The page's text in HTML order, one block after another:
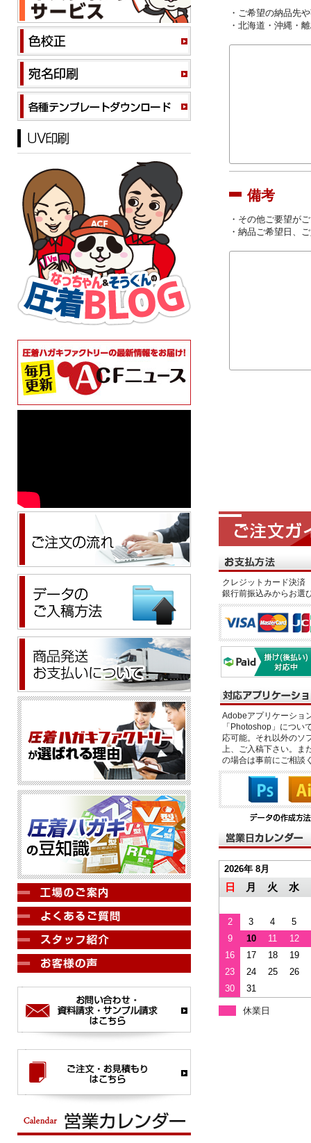
・ご希望の納品先
・北海道・沖縄・
備考
・その他ご要望が
・納品ご希望日、
クレジットカード決
銀行前振込みからお選
Adobeアプリケーショ
「Photoshop」につい
応可能。それ以外のソ
上、ご入稿下さい。ま
の場合は事前にご相談
2026年 8月
日 月 火 水
2 3 4
5
9
10 11
12
16
17 18
19
23
24 25
26
30
31
休業日